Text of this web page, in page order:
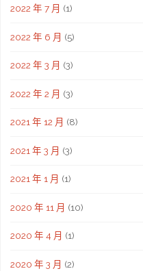
2022 年 7 月 (1)
2022 年 6 月 (5)
2022 年 3 月 (3)
2022 年 2 月 (3)
2021 年 12 月 (8)
2021 年 3 月 (3)
2021 年 1 月 (1)
2020 年 11 月 (10)
2020 年 4 月 (1)
2020 年 3 月 (2)